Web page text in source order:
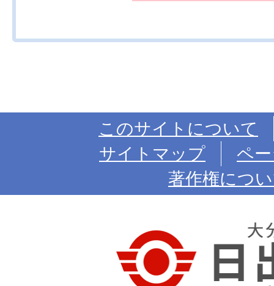
このサイトについて
サイトマップ
ペ
著作権につ